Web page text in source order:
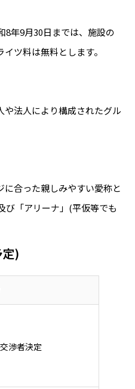
8年9月30日までは、施設の
ツ料は無料とします。
や法人により構成されたグル
合った親しみやすい愛称と
び「アリーナ」(平仮等でも
)
渉者決定